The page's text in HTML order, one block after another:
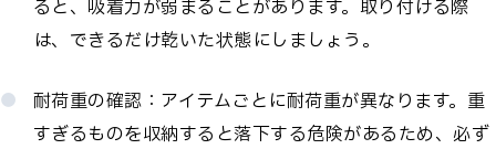
ると、吸着力が弱まることがあります。取り付ける際
は、できるだけ乾いた状態にしましょう。
耐荷重の確認：アイテムごとに耐荷重が異なります。重
すぎるものを収納すると落下する危険があるため、必ず